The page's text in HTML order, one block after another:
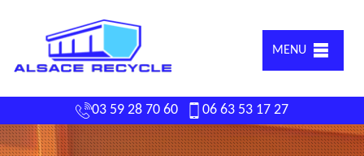
MENU
03 59 28 70 60 06 63 53 17 27